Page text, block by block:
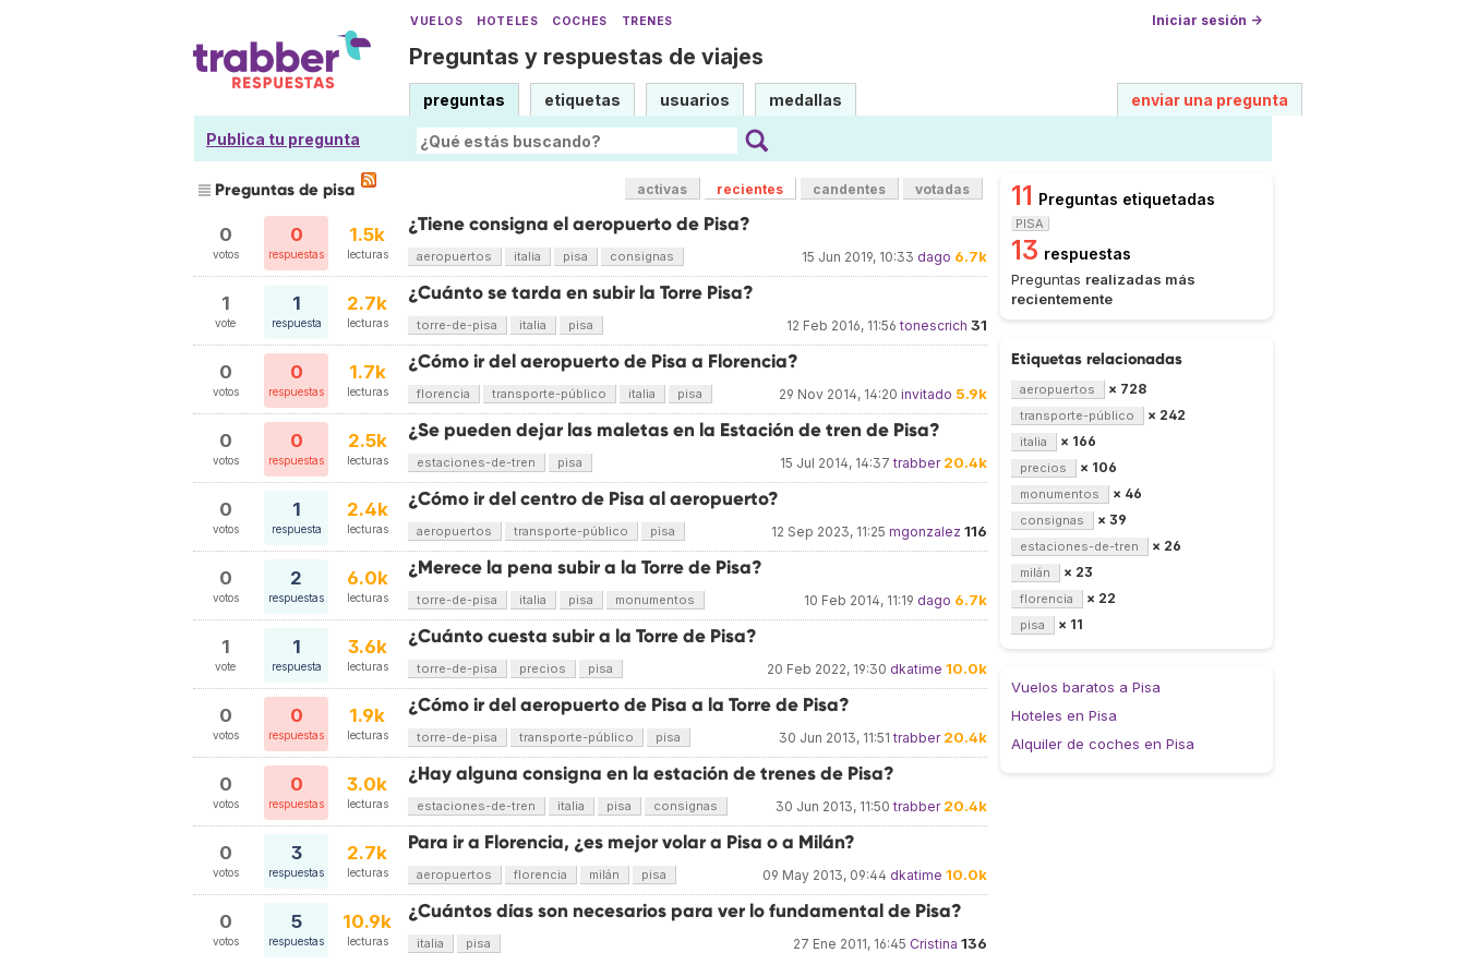
VUELOS HOTELES COCHES TRENES Iniciar sesión →
Preguntas y respuestas de viajes
preguntas etiquetas usuarios medallas enviar una pregunta
Publica tu pregunta
Preguntas de pisa activas recientes candentes votadas
0
votos
0
respuestas
1.5k
lecturas
¿Tiene consigna el aeropuerto de Pisa?
15 Jun 2019, 10:33 dago 6.7k
aeropuertos italia pisa consignas
1
vote
1
respuesta
2.7k
lecturas
¿Cuánto se tarda en subir la Torre Pisa?
12 Feb 2016, 11:56 tonescrich 31
torre-de-pisa italia pisa
0
votos
0
respuestas
1.7k
lecturas
¿Cómo ir del aeropuerto de Pisa a Florencia?
29 Nov 2014, 14:20 invitado 5.9k
florencia transporte-público italia pisa
0
votos
0
respuestas
2.5k
lecturas
¿Se pueden dejar las maletas en la Estación de tren de Pisa?
15 Jul 2014, 14:37 trabber 20.4k
estaciones-de-tren pisa
0
votos
1
respuesta
2.4k
lecturas
¿Cómo ir del centro de Pisa al aeropuerto?
12 Sep 2023, 11:25 mgonzalez 116
aeropuertos transporte-público pisa
0
votos
2
respuestas
6.0k
lecturas
¿Merece la pena subir a la Torre de Pisa?
10 Feb 2014, 11:19 dago 6.7k
torre-de-pisa italia pisa monumentos
1
vote
1
respuesta
3.6k
lecturas
¿Cuánto cuesta subir a la Torre de Pisa?
20 Feb 2022, 19:30 dkatime 10.0k
torre-de-pisa precios pisa
0
votos
0
respuestas
1.9k
lecturas
¿Cómo ir del aeropuerto de Pisa a la Torre de Pisa?
30 Jun 2013, 11:51 trabber 20.4k
torre-de-pisa transporte-público pisa
0
votos
0
respuestas
3.0k
lecturas
¿Hay alguna consigna en la estación de trenes de Pisa?
30 Jun 2013, 11:50 trabber 20.4k
estaciones-de-tren italia pisa consignas
0
votos
3
respuestas
2.7k
lecturas
Para ir a Florencia, ¿es mejor volar a Pisa o a Milán?
09 May 2013, 09:44 dkatime 10.0k
aeropuertos florencia milán pisa
0
votos
5
respuestas
10.9k
lecturas
¿Cuántos días son necesarios para ver lo fundamental de Pisa?
27 Ene 2011, 16:45 Cristina 136
italia pisa
11 Preguntas etiquetadas
PISA
13 respuestas
Preguntas realizadas más
recientemente
Etiquetas relacionadas
aeropuertos × 728
transporte-público × 242
italia × 166
precios × 106
monumentos × 46
consignas × 39
estaciones-de-tren × 26
milán × 23
florencia × 22
pisa × 11
Vuelos baratos a Pisa
Hoteles en Pisa
Alquiler de coches en Pisa